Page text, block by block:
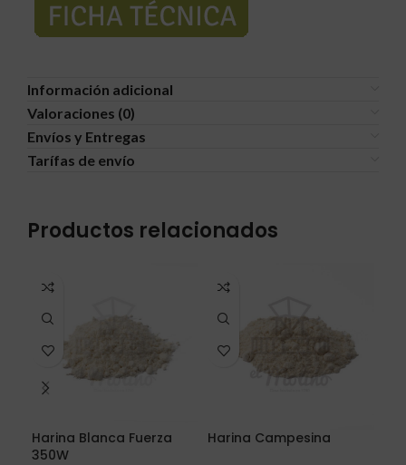
Información adicional
Valoraciones (0)
Envíos y Entregas
Tarífas de envío
Productos relacionados
Harina Blanca Fuerza
350W
Harina Campesina